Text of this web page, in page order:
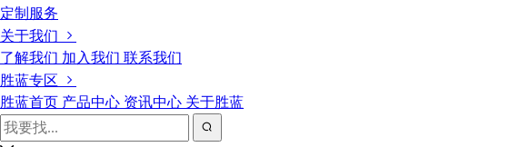
定制服务
关于我们
了解我们 加入我们 联系我们
胜蓝专区
胜蓝首页 产品中心 资讯中心 关于胜蓝